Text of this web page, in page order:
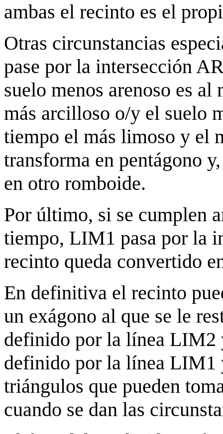
ambas el recinto es el
Otras circunstancias
pase por la intersección
suelo menos arenoso es
más arcilloso o/y el suelo
tiempo el más limoso y el
transforma en pentágono
en otro romboide.
Por último, si se cumplen
tiempo, LIM1 pasa por la
recinto queda convertido
En definitiva el recinto
un exágono al que se le
definido por la línea
definido por la línea
triángulos que pueden
cuando se dan las